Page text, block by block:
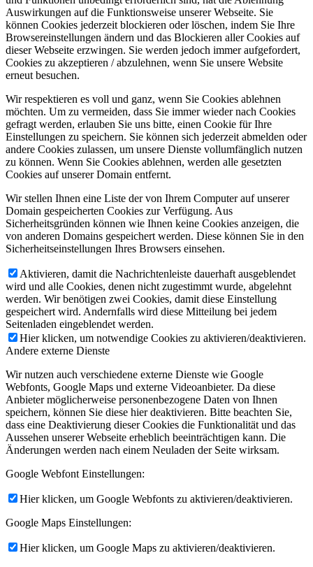
Auswirkungen auf die Funktionsweise unserer Webseite. Sie
können Cookies jederzeit blockieren oder löschen, indem Sie Ihre
Browsereinstellungen ändern und das Blockieren aller Cookies auf
dieser Webseite erzwingen. Sie werden jedoch immer aufgefordert,
Cookies zu akzeptieren / abzulehnen, wenn Sie unsere Website
erneut besuchen.
Wir respektieren es voll und ganz, wenn Sie Cookies ablehnen
möchten. Um zu vermeiden, dass Sie immer wieder nach Cookies
gefragt werden, erlauben Sie uns bitte, einen Cookie für Ihre
Einstellungen zu speichern. Sie können sich jederzeit abmelden oder
andere Cookies zulassen, um unsere Dienste vollumfänglich nutzen
zu können. Wenn Sie Cookies ablehnen, werden alle gesetzten
Cookies auf unserer Domain entfernt.
Wir stellen Ihnen eine Liste der von Ihrem Computer auf unserer
Domain gespeicherten Cookies zur Verfügung. Aus
Sicherheitsgründen können wie Ihnen keine Cookies anzeigen, die
von anderen Domains gespeichert werden. Diese können Sie in den
Sicherheitseinstellungen Ihres Browsers einsehen.
Aktivieren, damit die Nachrichtenleiste dauerhaft ausgeblendet
wird und alle Cookies, denen nicht zugestimmt wurde, abgelehnt
werden. Wir benötigen zwei Cookies, damit diese Einstellung
gespeichert wird. Andernfalls wird diese Mitteilung bei jedem
Seitenladen eingeblendet werden.
Hier klicken, um notwendige Cookies zu aktivieren/deaktivieren.
Andere externe Dienste
Wir nutzen auch verschiedene externe Dienste wie Google
Webfonts, Google Maps und externe Videoanbieter. Da diese
Anbieter möglicherweise personenbezogene Daten von Ihnen
speichern, können Sie diese hier deaktivieren. Bitte beachten Sie,
dass eine Deaktivierung dieser Cookies die Funktionalität und das
Aussehen unserer Webseite erheblich beeinträchtigen kann. Die
Änderungen werden nach einem Neuladen der Seite wirksam.
Google Webfont Einstellungen:
Hier klicken, um Google Webfonts zu aktivieren/deaktivieren.
Google Maps Einstellungen:
Hier klicken, um Google Maps zu aktivieren/deaktivieren.